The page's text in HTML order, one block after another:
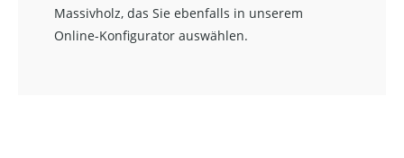
Massivholz, das Sie ebenfalls in unserem
Online-Konfigurator auswählen.